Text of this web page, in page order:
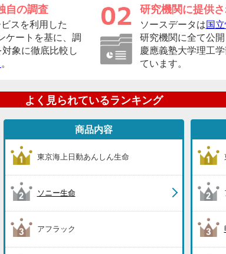
自の調査
スを利用した
ケートを基に、調
象に徹底比較し
。
研究機関に提供
ソースデータは国
研究機関に全て公
慶應義塾大学理工
ています。
よく見られているランキング
商品内容
東京海上日動あんしん生命
ソニー生命
アフラック